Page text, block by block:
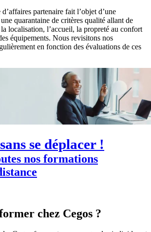
partenaire fait l’objet d’une
quarantaine de critères qualité allant de
localisation, l’accueil, la propreté au confort
équipements. Nous revisitons nos
en fonction des évaluations de ces
se déplacer !
nos formations
chez Cegos ?